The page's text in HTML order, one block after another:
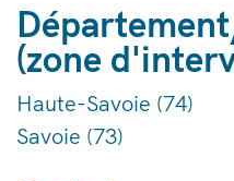
(zone
Haute-Savoie (74)
Savoie (73)